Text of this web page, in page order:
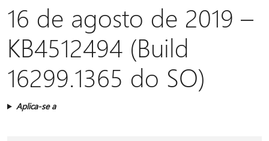
16 de agosto de 2019 –
KB4512494 (Build
16299.1365 do SO)
Aplica-se a